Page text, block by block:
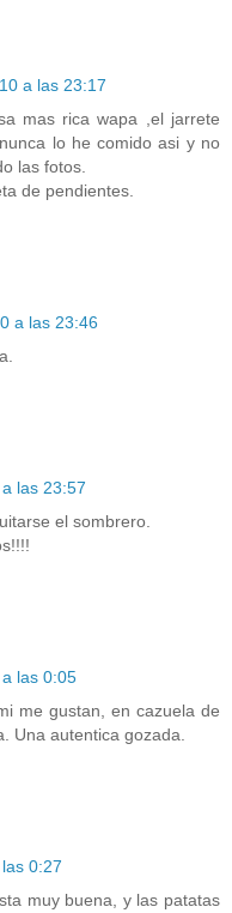
a las 23:17
mas rica wapa ,el jarrete
lo he comido asi y no
las fotos.
de pendientes.
a las 23:46
las 23:57
el sombrero.
las 0:05
me gustan, en cazuela de
Una autentica gozada.
0:27
muy buena, y las patatas